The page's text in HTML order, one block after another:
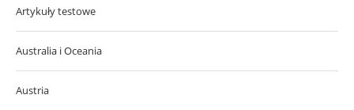
Artykuły testowe
Australia i Oceania
Austria